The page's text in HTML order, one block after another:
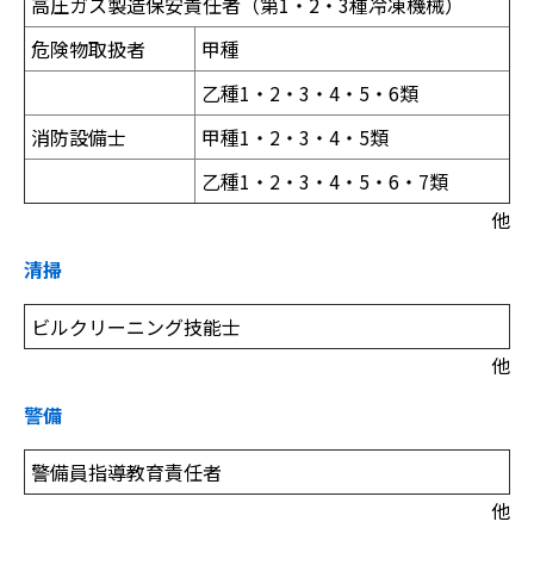
危険物取扱者
甲種
乙種1・2・3・4・5・6類
消防設備士
甲種1・2・3・4・5類
乙種1・2・3・4・5・6・7類
他
清掃
ビルクリーニング技能士
他
警備
警備員指導教育責任者
他